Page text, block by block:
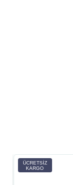
ÜCRETSIZ
KARGO